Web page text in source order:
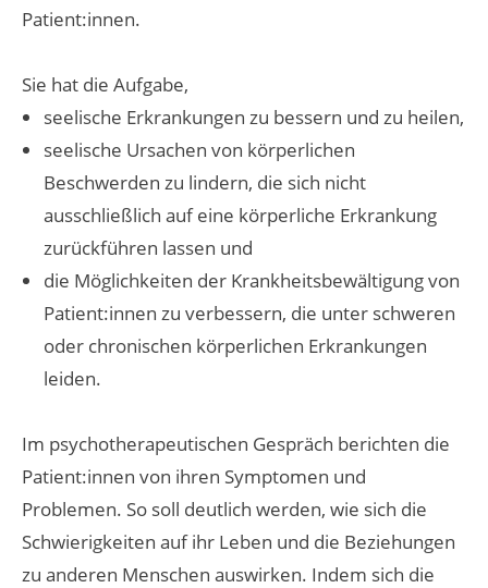
Patient:innen.
Sie hat die Aufgabe,
seelische Erkrankungen zu bessern und zu heilen,
seelische Ursachen von körperlichen
Beschwerden zu lindern, die sich nicht
ausschließlich auf eine körperliche Erkrankung
zurückführen lassen und
die Möglichkeiten der Krankheitsbewältigung von
Patient:innen zu verbessern, die unter schweren
oder chronischen körperlichen Erkrankungen
leiden.
Im psychotherapeutischen Gespräch berichten die
Patient:innen von ihren Symptomen und
Problemen. So soll deutlich werden, wie sich die
Schwierigkeiten auf ihr Leben und die Beziehungen
zu anderen Menschen auswirken. Indem sich die